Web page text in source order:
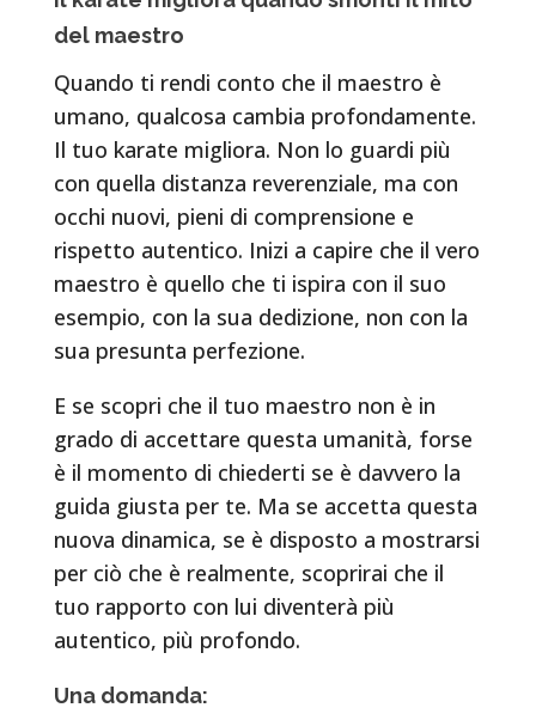
del maestro
Quando ti rendi conto che il maestro è
umano, qualcosa cambia profondamente.
Il tuo karate migliora. Non lo guardi più
con quella distanza reverenziale, ma con
occhi nuovi, pieni di comprensione e
rispetto autentico. Inizi a capire che il vero
maestro è quello che ti ispira con il suo
esempio, con la sua dedizione, non con la
sua presunta perfezione.
E se scopri che il tuo maestro non è in
grado di accettare questa umanità, forse
è il momento di chiederti se è davvero la
guida giusta per te. Ma se accetta questa
nuova dinamica, se è disposto a mostrarsi
per ciò che è realmente, scoprirai che il
tuo rapporto con lui diventerà più
autentico, più profondo.
Una domanda: